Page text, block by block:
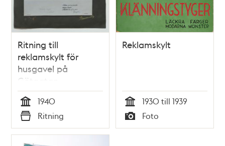
Ritning till
reklamskylt för
husgavel på
Götgatan
Tid
1940
Typ
Ritning
Reklamskylt
Tid
1930 till 1939
Typ
Foto